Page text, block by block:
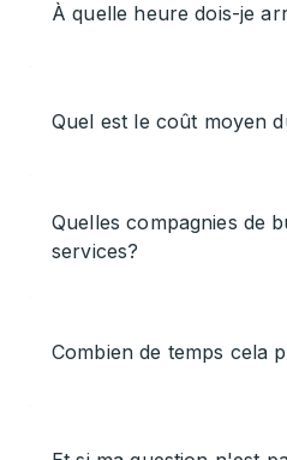
À quelle heure dois-je
Quel est le coût moyen
Quelles compagnies de
services?
Combien de temps cela